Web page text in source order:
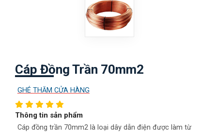
Cáp Đồng Trần 70mm2
GHÉ THĂM CỬA HÀNG
Thông tin sản phẩm
Cáp đồng trần 70mm2 là loại dây dẫn điện được làm từ